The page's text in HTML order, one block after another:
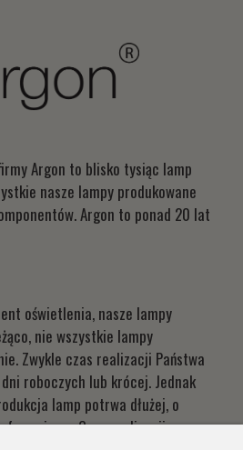
Argon to blisko tysiąc lamp
nasze lampy produkowane
Argon to ponad 20 lat
oświetlenia, nasze lampy
nie wszystkie lampy
Zwykle czas realizacji Państwa
roboczych lub krócej. Jednak
lamp potrwa dłużej, o
Czas realizacji